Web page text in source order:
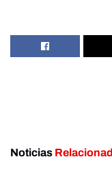
Noticias